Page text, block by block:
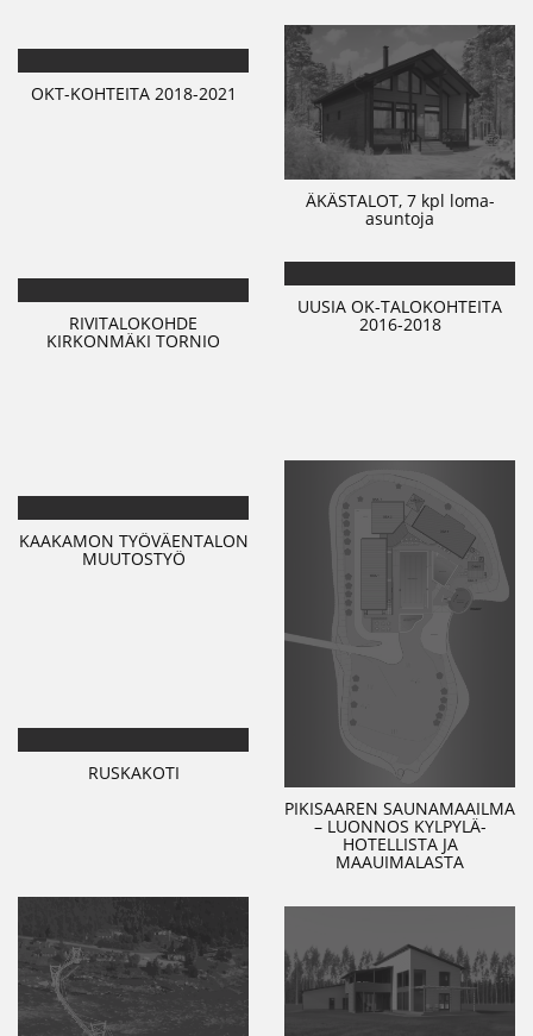
ÄKÄSTALOT, 7 kpl loma-
asuntoja
OKT-KOHTEITA 2018-2021
UUSIA OK-TALOKOHTEITA
2016-2018
RIVITALOKOHDE
KIRKONMÄKI TORNIO
PIKISAAREN SAUNAMAAILMA
– LUONNOS KYLPYLÄ-
HOTELLISTA JA
MAAUIMALASTA
KAAKAMON TYÖVÄENTALON
MUUTOSTYÖ
RUSKAKOTI